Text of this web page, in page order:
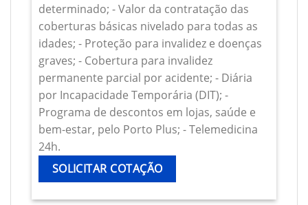
determinado; - Valor da contratação das
coberturas básicas nivelado para todas as
idades; - Proteção para invalidez e doenças
graves; - Cobertura para invalidez
permanente parcial por acidente; - Diária
por Incapacidade Temporária (DIT); -
Programa de descontos em lojas, saúde e
bem-estar, pelo Porto Plus; - Telemedicina
24h.
SOLICITAR COTAÇÃO